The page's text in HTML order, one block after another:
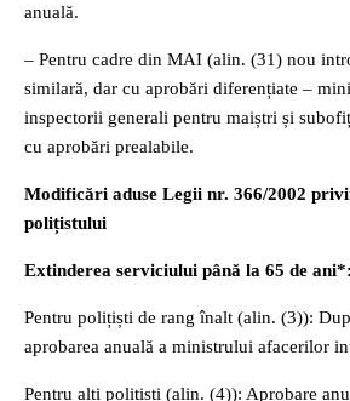
anuală.
– Pentru cadre din MAI (alin. (31) nou
similară, dar cu aprobări diferențiate –
inspectorii generali pentru maiștri și
cu aprobări prealabile.
Modificări aduse Legii nr. 366/2002
polițistului
Extinderea serviciului până la 65 de ani*:
Pentru polițiști de rang înalt (alin. (3)):
aprobarea anuală a ministrului afacerilor
Pentru alți polițiști (alin. (4)): Aprobare